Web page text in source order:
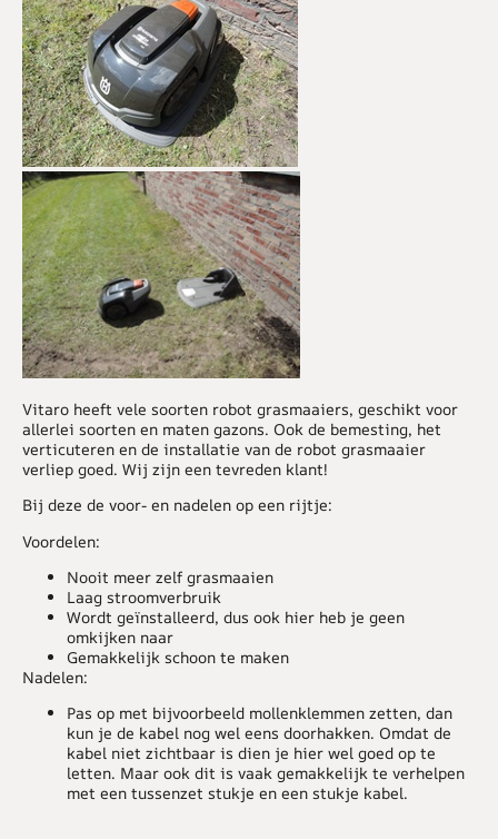
Vitaro heeft vele soorten robot grasmaaiers, geschikt voor
allerlei soorten en maten gazons. Ook de bemesting, het
verticuteren en de installatie van de robot grasmaaier
verliep goed. Wij zijn een tevreden klant!
Bij deze de voor- en nadelen op een rijtje:
Voordelen:
Nooit meer zelf grasmaaien
Laag stroomverbruik
Wordt geïnstalleerd, dus ook hier heb je geen
omkijken naar
Gemakkelijk schoon te maken
Nadelen:
Pas op met bijvoorbeeld mollenklemmen zetten, dan
kun je de kabel nog wel eens doorhakken. Omdat de
kabel niet zichtbaar is dien je hier wel goed op te
letten. Maar ook dit is vaak gemakkelijk te verhelpen
met een tussenzet stukje en een stukje kabel.